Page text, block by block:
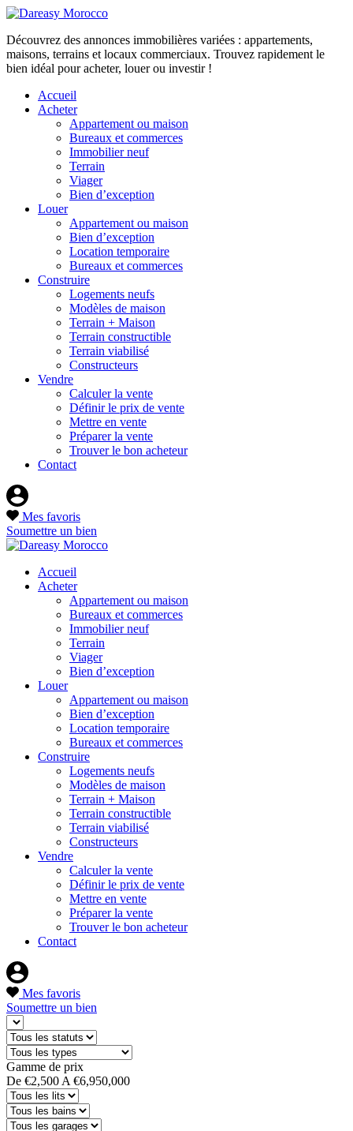
Découvrez des annonces immobilières variées : appartements,
maisons, terrains et locaux commerciaux. Trouvez rapidement le
bien idéal pour acheter, louer ou investir !
Accueil
Acheter
Appartement ou maison
Bureaux et commerces
Immobilier neuf
Terrain
Viager
Bien d’exception
Louer
Appartement ou maison
Bien d’exception
Location temporaire
Bureaux et commerces
Construire
Logements neufs
Modèles de maison
Terrain + Maison
Terrain constructible
Terrain viabilisé
Constructeurs
Vendre
Calculer la vente
Définir le prix de vente
Mettre en vente
Préparer la vente
Trouver le bon acheteur
Contact
Mes favoris
Soumettre un bien
Accueil
Acheter
Appartement ou maison
Bureaux et commerces
Immobilier neuf
Terrain
Viager
Bien d’exception
Louer
Appartement ou maison
Bien d’exception
Location temporaire
Bureaux et commerces
Construire
Logements neufs
Modèles de maison
Terrain + Maison
Terrain constructible
Terrain viabilisé
Constructeurs
Vendre
Calculer la vente
Définir le prix de vente
Mettre en vente
Préparer la vente
Trouver le bon acheteur
Contact
Mes favoris
Soumettre un bien
Gamme de prix
De €2,500 A €6,950,000